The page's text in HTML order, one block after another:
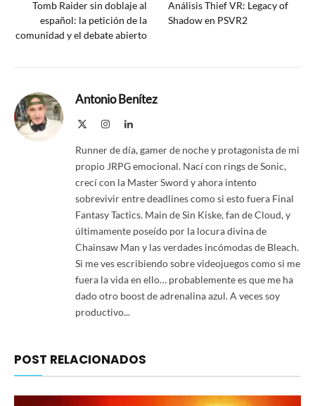
Tomb Raider sin doblaje al
español: la petición de la
comunidad y el debate abierto
Análisis Thief VR: Legacy of
Shadow en PSVR2
Antonio Benítez
InstagramLinkedIn
Runner de día, gamer de noche y protagonista de mi
propio JRPG emocional. Nací con rings de Sonic,
crecí con la Master Sword y ahora intento
sobrevivir entre deadlines como si esto fuera Final
Fantasy Tactics. Main de Sin Kiske, fan de Cloud, y
últimamente poseído por la locura divina de
Chainsaw Man y las verdades incómodas de Bleach.
Si me ves escribiendo sobre videojuegos como si me
fuera la vida en ello… probablemente es que me ha
dado otro boost de adrenalina azul. A veces soy
productivo...
POST RELACIONADOS